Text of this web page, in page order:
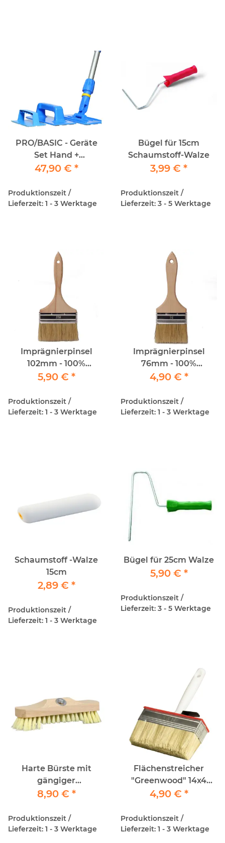
PRO/BASIC - Geräte
Set Hand +
Stielpadhalter inkl. Alu
47,90 € *
Produktionszeit /
Lieferzeit: 1 - 3 Werktage
Bügel für 15cm
Schaumstoff-Walze
3,99 € *
Produktionszeit /
Lieferzeit: 3 - 5 Werktage
Imprägnierpinsel
102mm - 100%
Kunstfaser
5,90 € *
Produktionszeit /
Lieferzeit: 1 - 3 Werktage
Imprägnierpinsel
76mm - 100%
Kunstfaser
4,90 € *
Produktionszeit /
Lieferzeit: 1 - 3 Werktage
Schaumstoff -Walze
15cm
2,89 € *
Produktionszeit /
Lieferzeit: 1 - 3 Werktage
Bügel für 25cm Walze
5,90 € *
Produktionszeit /
Lieferzeit: 3 - 5 Werktage
Harte Bürste mit
gängiger
Stielaufnahme
8,90 € *
Produktionszeit /
Lieferzeit: 1 - 3 Werktage
Flächenstreicher
"Greenwood" 14x4
helle Mischborste-
4,90 € *
Produktionszeit /
Lieferzeit: 1 - 3 Werktage